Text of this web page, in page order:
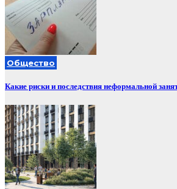
Общество
Какие риски и последствия неформальной